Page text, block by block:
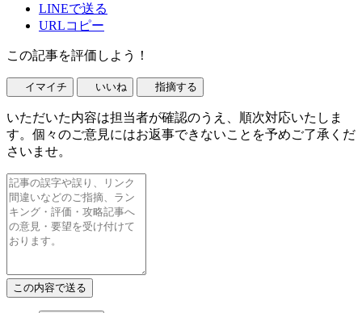
LINEで送る
URLコピー
この記事を評価しよう！
イマイチ いいね 指摘する
いただいた内容は担当者が確認のうえ、順次対応いたしま
す。個々のご意見にはお返事できないことを予めご了承くだ
さいませ。